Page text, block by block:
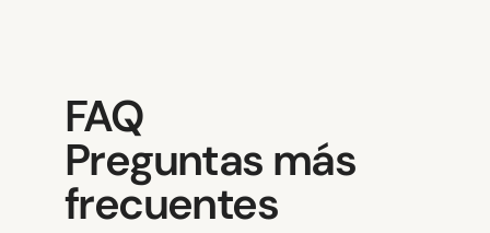
FAQ
Preguntas más
frecuentes